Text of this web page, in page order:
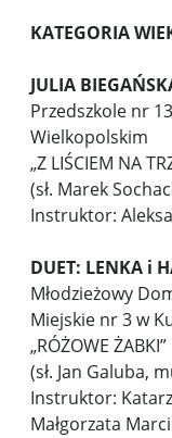
KATEGORIA
JULIA
Przedszkole nr
Wielkopolskim
„Z LIŚCIEM NA
(sł. Marek
Instruktor:
DUET: LENKA i
Młodzieżowy
Miejskie nr 3 w
„RÓŻOWE ŻABKI”
(sł. Jan Galuba,
Instruktor:
Małgorzata